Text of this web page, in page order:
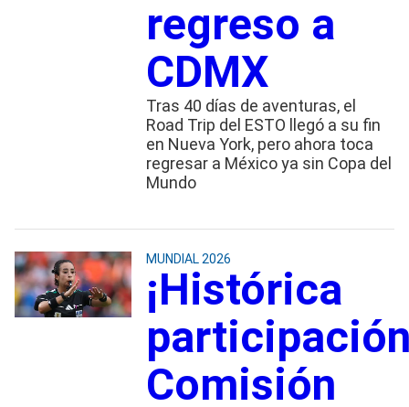
regreso a
CDMX
Tras 40 días de aventuras, el
Road Trip del ESTO llegó a su fin
en Nueva York, pero ahora toca
regresar a México ya sin Copa del
Mundo
MUNDIAL 2026
¡Histórica
Comisión